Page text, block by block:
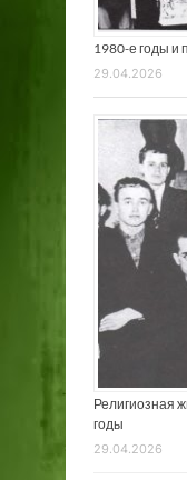
1980-е годы и
29.04.2026
Религиозная
годы
29.04.2026